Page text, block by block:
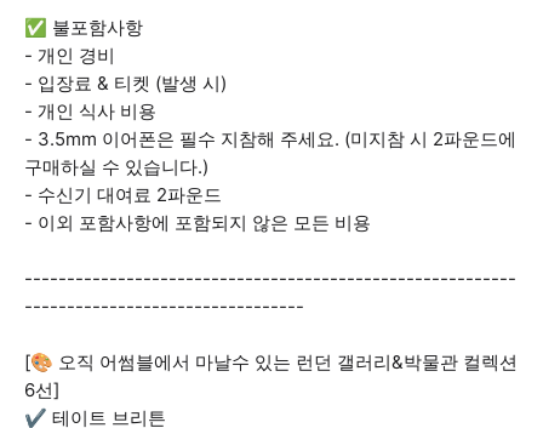
✅ 불포함사항
- 개인 경비
- 입장료 & 티켓 (발생 시)
- 개인 식사 비용
- 3.5mm 이어폰은 필수 지참해 주세요. (미지참 시 2파운드에
구매하실 수 있습니다.)
- 수신기 대여료 2파운드
- 이외 포함사항에 포함되지 않은 모든 비용
----------------------------------------------------------
---------------------------------
[🎨 오직 어썸블에서 마날수 있는 런던 갤러리&박물관 컬렉션
6선]
✔ 테이트 브리튼